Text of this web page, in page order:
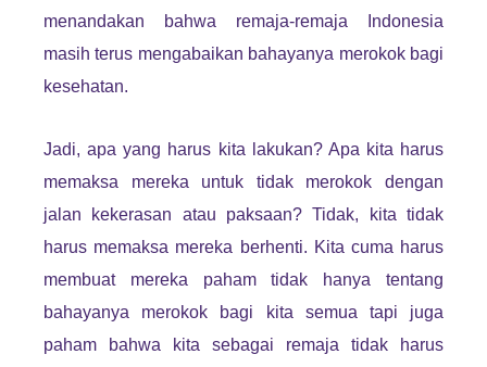
menandakan bahwa remaja-remaja Indonesia
masih terus mengabaikan bahayanya merokok bagi
kesehatan.
Jadi, apa yang harus kita lakukan? Apa kita harus
memaksa mereka untuk tidak merokok dengan
jalan kekerasan atau paksaan? Tidak, kita tidak
harus memaksa mereka berhenti. Kita cuma harus
membuat mereka paham tidak hanya tentang
bahayanya merokok bagi kita semua tapi juga
paham bahwa kita sebagai remaja tidak harus